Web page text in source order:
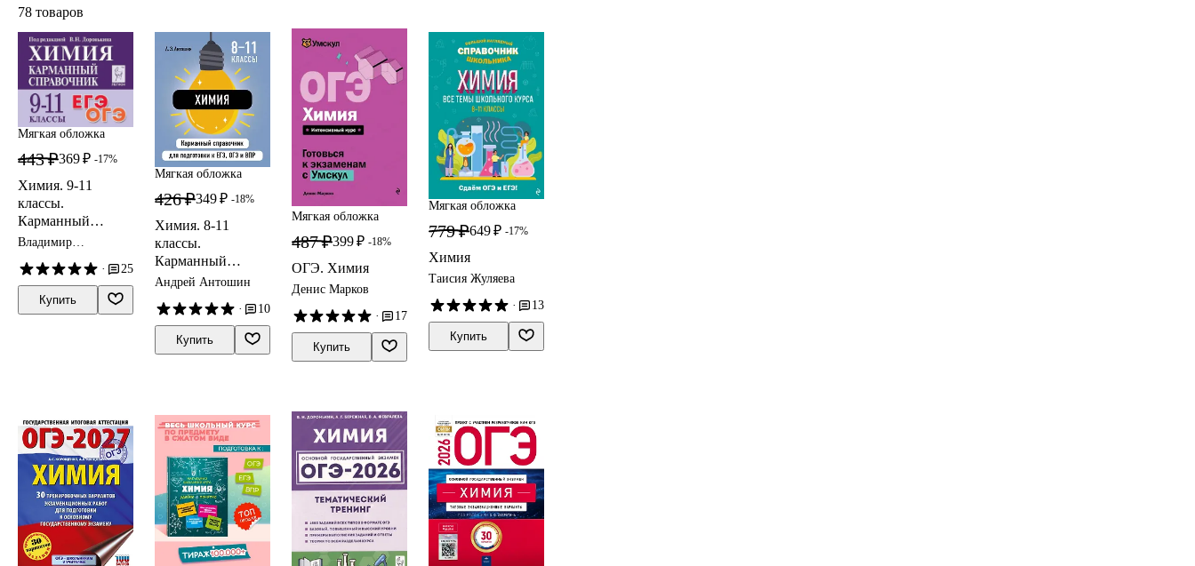
78 товаров
Мягкая обложка
443 ₽369 ₽ -17%
Химия. 9-11
классы.
Карманный
справочник
Владимир
·
25
Купить
Мягкая обложка
426 ₽349 ₽ -18%
Химия. 8-11
классы.
Карманный
справочник для
ОГЭ и ВПР
Андрей Антошин
·
10
Купить
Мягкая обложка
487 ₽399 ₽ -18%
ОГЭ. Химия
Денис Марков
·
17
Купить
Мягкая обложка
779 ₽649 ₽ -17%
Химия
Таисия Жуляева
·
13
Купить